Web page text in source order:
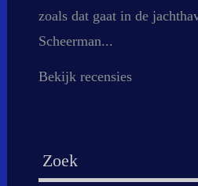
zoals dat gaat in de
Scheerman...
Vakkundig, goed contact
vooral meedenken met...
Bekijk recensies
Zoek